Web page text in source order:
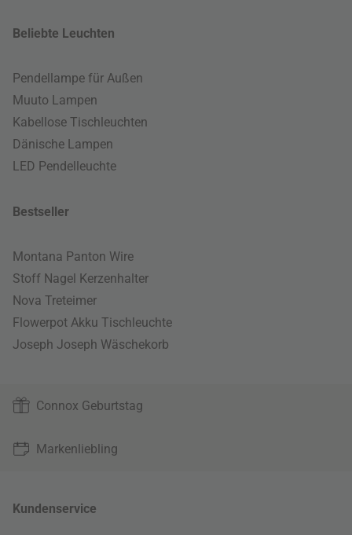
Beliebte Leuchten
Pendellampe für Außen
Muuto Lampen
Kabellose Tischleuchten
Dänische Lampen
LED Pendelleuchte
Bestseller
Montana Panton Wire
Stoff Nagel Kerzenhalter
Nova Treteimer
Flowerpot Akku Tischleuchte
Joseph Joseph Wäschekorb
Connox Geburtstag
Markenliebling
Kundenservice